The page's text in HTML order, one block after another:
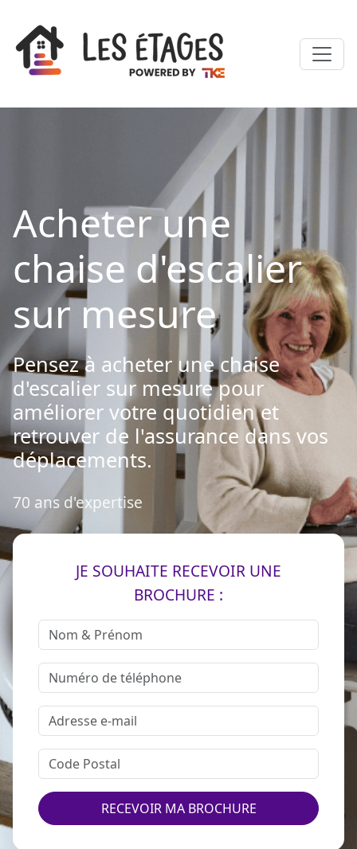
Acheter une
chaise d'escalier
sur mesure
Pensez à acheter une chaise
d'escalier sur mesure pour
améliorer votre quotidien et
retrouver de l'assurance dans vos
déplacements.
70 ans d'expertise
JE SOUHAITE RECEVOIR UNE
BROCHURE :
RECEVOIR MA BROCHURE